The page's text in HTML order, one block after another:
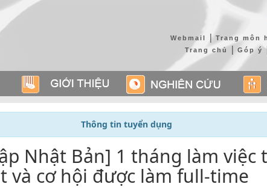
Webmail | Trang môn
Trang chủ | Góp ý
Thông tin tuyển dụng
Nhật Bản] 1 tháng làm việc
và cơ hội được làm full-time